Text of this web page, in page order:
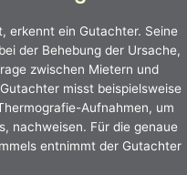
erkennt ein Gutachter. Seine
der Behebung der Ursache,
zwischen Mietern und
misst beispielsweise
Aufnahmen, um
nachweisen. Für die genaue
entnimmt der Gutachter